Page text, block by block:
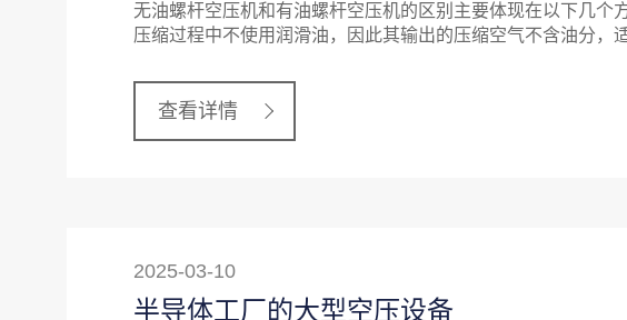
无油螺杆空压机和有油螺杆空压机的区别主要体现在以下几个
压缩过程中不使用润滑油，因此其输出的压缩空气不含油分，
查看详情
2025-03-10
半导体工厂的大型空压设备